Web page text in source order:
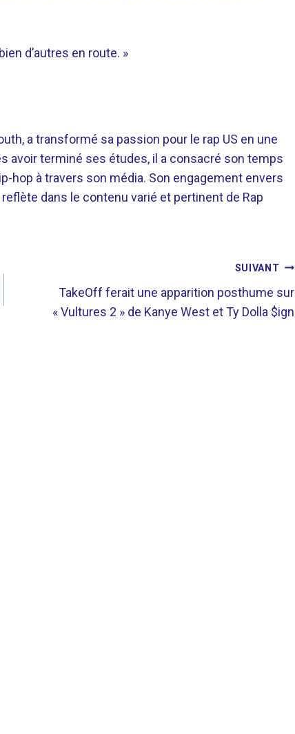
d’autres en route. »
a transformé sa passion pour le rap US en une
avoir terminé ses études, il a consacré son temps
hop à travers son média. Son engagement envers
dans le contenu varié et pertinent de Rap
SUIVANT
TakeOff ferait une apparition posthume sur
« Vultures 2 » de Kanye West et Ty Dolla $ign